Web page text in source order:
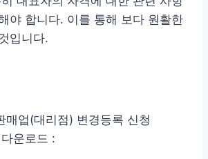
야 합니다. 이를 통해 보다 원활한
입니다.
매업(대리점) 변경등록 신청
운로드 :